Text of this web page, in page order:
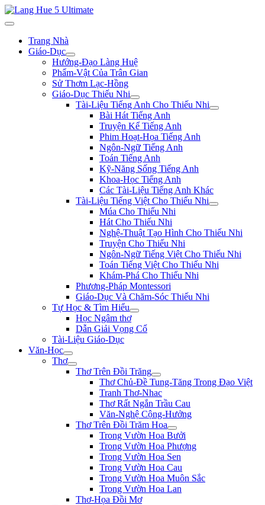
Trang Nhà
Giáo-Dục
Hướng-Đạo Làng Huệ
Phẩm-Vật Của Trân Gian
Sử Thơm Lạc-Hồng
Giáo-Dục Thiếu Nhi
Tài-Liệu Tiếng Anh Cho Thiếu Nhi
Bài Hát Tiếng Anh
Truyện Kể Tiếng Anh
Phim Hoạt-Họa Tiếng Anh
Ngôn-Ngữ Tiếng Anh
Toán Tiếng Anh
Kỹ-Năng Sống Tiếng Anh
Khoa-Học Tiếng Anh
Các Tài-Liệu Tiếng Anh Khác
Tài-Liệu Tiếng Việt Cho Thiếu Nhi
Múa Cho Thiếu Nhi
Hát Cho Thiếu Nhi
Nghệ-Thuật Tạo Hình Cho Thiếu Nhi
Truyện Cho Thiếu Nhi
Ngôn-Ngữ Tiếng Việt Cho Thiếu Nhi
Toán Tiếng Việt Cho Thiếu Nhi
Khám-Phá Cho Thiếu Nhi
Phương-Pháp Montessori
Giáo-Dục Và Chăm-Sóc Thiếu Nhi
Tự Học & Tìm Hiểu
Học Ngâm thơ
Dẫn Giải Vọng Cổ
Tài-Liệu Giáo-Dục
Văn-Học
Thơ
Thơ Trên Đồi Trăng
Thơ Chủ-Đề Tung-Tăng Trong Đạo Việt
Tranh Thơ-Nhac
Thơ Rất Ngắn Trầu Cau
Văn-Nghệ Cộng-Hưởng
Thơ Trên Đồi Trăm Hoa
Trong Vườn Hoa Bưởi
Trong Vườn Hoa Phượng
Trong Vườn Hoa Sen
Trong Vườn Hoa Cau
Trong Vườn Hoa Muôn Sắc
Trong Vườn Hoa Lan
Thơ-Họa Đồi Mơ